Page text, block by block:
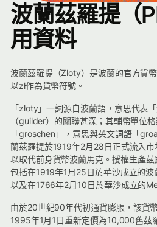
波蘭茲羅提（
用資料
波蘭茲羅提（Zloty）是波蘭的官方貨
以zł作為貨幣符號。
「złoty」一詞源自波蘭語，意思代表
（guilder）的關聯甚深；其輔幣單位
「groschen」，意思與英文詞語「
蘭茲羅提於1919年2月28日正式流入
以取代前身貨幣波蘭馬克。授權生產
包括在1919年1月25日於華沙成立的波
以及在1766年2月10日於華沙成立的
由於20世紀90年代初通貨膨脹，該貨
1995年1月1日重新定價為10,000舊茲